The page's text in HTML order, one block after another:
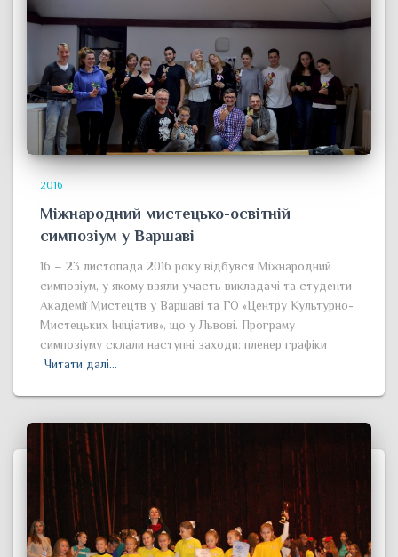
2016
Міжнародний мистецько-освітній
симпозіум у Варшаві
16 – 23 листопада 2016 року відбувся Міжнародний
симпозіум, у якому взяли участь викладачі та студенти
Академії Мистецтв у Варшаві та ГО «Центру Культурно-
Мистецьких Ініціатив», що у Львові. Програму
симпозіуму склали наступні заходи: пленер графіки
Читати далі…